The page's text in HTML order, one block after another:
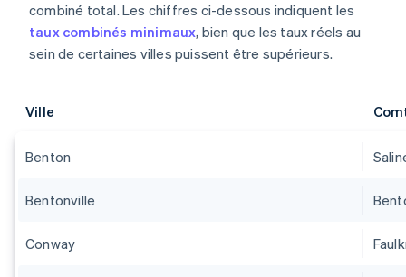
combiné total. Les chiffres ci-dessous indiquent les
taux combinés minimaux, bien que les taux réels au
sein de certaines villes puissent être supérieurs.
Ville
Benton
Bentonville
Conway